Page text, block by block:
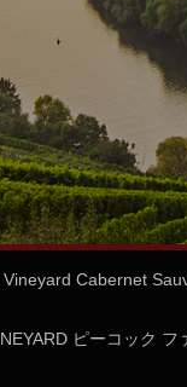
Cabernet
ピーコック フ